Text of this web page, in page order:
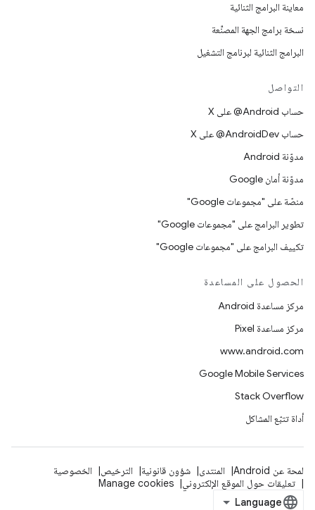
معاينة البرامج الثنائية
نسخة برامج الجهة المصنِّعة
البرامج الثنائية لبرنامج التشغيل
التواصل
حساب ‎@Android على X
حساب ‎@AndroidDev على X
مدوّنة Android
مدوّنة أمان Google
منصّة على "مجموعات Google"
تطوير البرامج على "مجموعات Google"
تكييف البرامج على "مجموعات Google"
الحصول على المساعدة
مركز مساعدة Android
مركز مساعدة Pixel
www.android.com
Google Mobile Services
Stack Overflow
أداة تتبّع المشاكل
لمحة عن Android المنتدى شؤون قانونية الترخيص
الخصوصية
تعليقات حول الموقع الإلكتروني
Manage cookies